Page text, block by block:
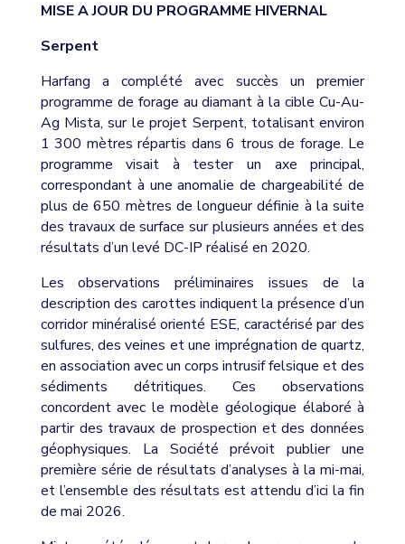
MISE A JOUR DU PROGRAMME HIVERNAL
Serpent
Harfang a complété avec succès un premier
programme de forage au diamant à la cible Cu-Au-
Ag Mista, sur le projet Serpent, totalisant environ
1 300 mètres répartis dans 6 trous de forage. Le
programme visait à tester un axe principal,
correspondant à une anomalie de chargeabilité de
plus de 650 mètres de longueur définie à la suite
des travaux de surface sur plusieurs années et des
résultats d’un levé DC-IP réalisé en 2020.
Les observations préliminaires issues de la
description des carottes indiquent la présence d’un
corridor minéralisé orienté ESE, caractérisé par des
sulfures, des veines et une imprégnation de quartz,
en association avec un corps intrusif felsique et des
sédiments détritiques. Ces observations
concordent avec le modèle géologique élaboré à
partir des travaux de prospection et des données
géophysiques. La Société prévoit publier une
première série de résultats d’analyses à la mi-mai,
et l’ensemble des résultats est attendu d’ici la fin
de mai 2026.